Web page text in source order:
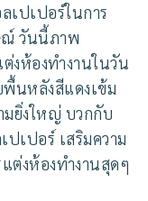
เปเปอร์ในการ
ณ์ วันนี้ภาพ
งห้องทำงานในวัน
นหลังสีแดงเข้ม
มยิ่งใหญ่ บวกกับ
เปอร์ เสริมความ
ต่งห้องทำงานสุดๆ